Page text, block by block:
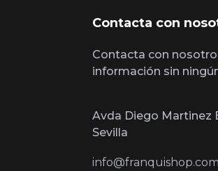
Contacta con
Contacta con
información sin
Avda Diego Martinez
Sevilla
info@franquishop.com